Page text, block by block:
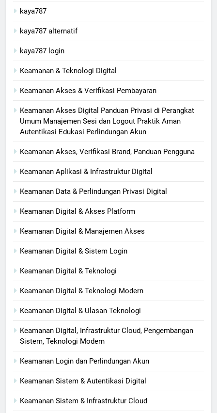
kaya787
kaya787 alternatif
kaya787 login
Keamanan & Teknologi Digital
Keamanan Akses & Verifikasi Pembayaran
Keamanan Akses Digital Panduan Privasi di Perangkat
Umum Manajemen Sesi dan Logout Praktik Aman
Autentikasi Edukasi Perlindungan Akun
Keamanan Akses, Verifikasi Brand, Panduan Pengguna
Keamanan Aplikasi & Infrastruktur Digital
Keamanan Data & Perlindungan Privasi Digital
Keamanan Digital & Akses Platform
Keamanan Digital & Manajemen Akses
Keamanan Digital & Sistem Login
Keamanan Digital & Teknologi
Keamanan Digital & Teknologi Modern
Keamanan Digital & Ulasan Teknologi
Keamanan Digital, Infrastruktur Cloud, Pengembangan
Sistem, Teknologi Modern
Keamanan Login dan Perlindungan Akun
Keamanan Sistem & Autentikasi Digital
Keamanan Sistem & Infrastruktur Cloud